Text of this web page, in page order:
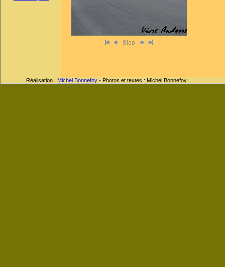
Réalisation : Michel Bonnefoy - Photos et textes : Michel Bonnefoy.